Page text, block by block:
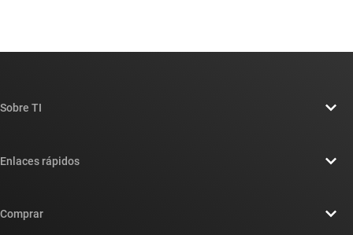
Sobre TI
Sala de redacción
Enlaces rápidos
Comprar